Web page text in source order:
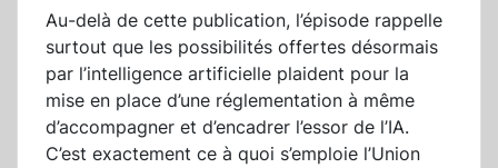
Au-delà de cette publication, l’épisode rappelle
surtout que les possibilités offertes désormais
par l’intelligence artificielle plaident pour la
mise en place d’une réglementation à même
d’accompagner et d’encadrer l’essor de l’IA.
C’est exactement ce à quoi s’emploie l’Union